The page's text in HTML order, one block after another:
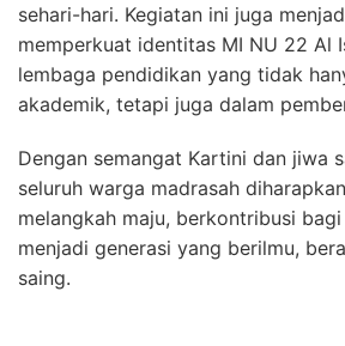
sehari-hari. Kegiatan ini juga
memperkuat identitas MI NU 22 Al
lembaga pendidikan yang tidak
akademik, tetapi juga dalam
Dengan semangat Kartini dan jiwa
seluruh warga madrasah
melangkah maju, berkontribusi
menjadi generasi yang berilmu,
saing.